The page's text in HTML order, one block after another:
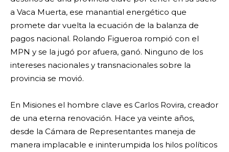
a Vaca Muerta, ese manantial energético que
promete dar vuelta la ecuación de la balanza de
pagos nacional. Rolando Figueroa rompió con el
MPN y se la jugó por afuera, ganó. Ninguno de los
intereses nacionales y transnacionales sobre la
provincia se movió.
En Misiones el hombre clave es Carlos Rovira, creador
de una eterna renovación. Hace ya veinte años,
desde la Cámara de Representantes maneja de
manera implacable e ininterumpida los hilos políticos